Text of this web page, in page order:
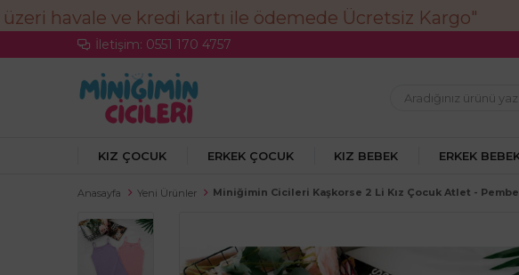
İletişim: 0551 170 4757
KIZ ÇOCUK ERKEK ÇOCUK KIZ BEBEK ERKEK
Anasayfa Yeni Ürünler Miniğimin Cicileri Kaşkorse 2 Li Kız Çocuk Atlet -